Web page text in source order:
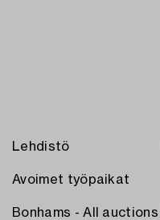
Lehdistö
Avoimet työpaikat
Bonhams - All auctions